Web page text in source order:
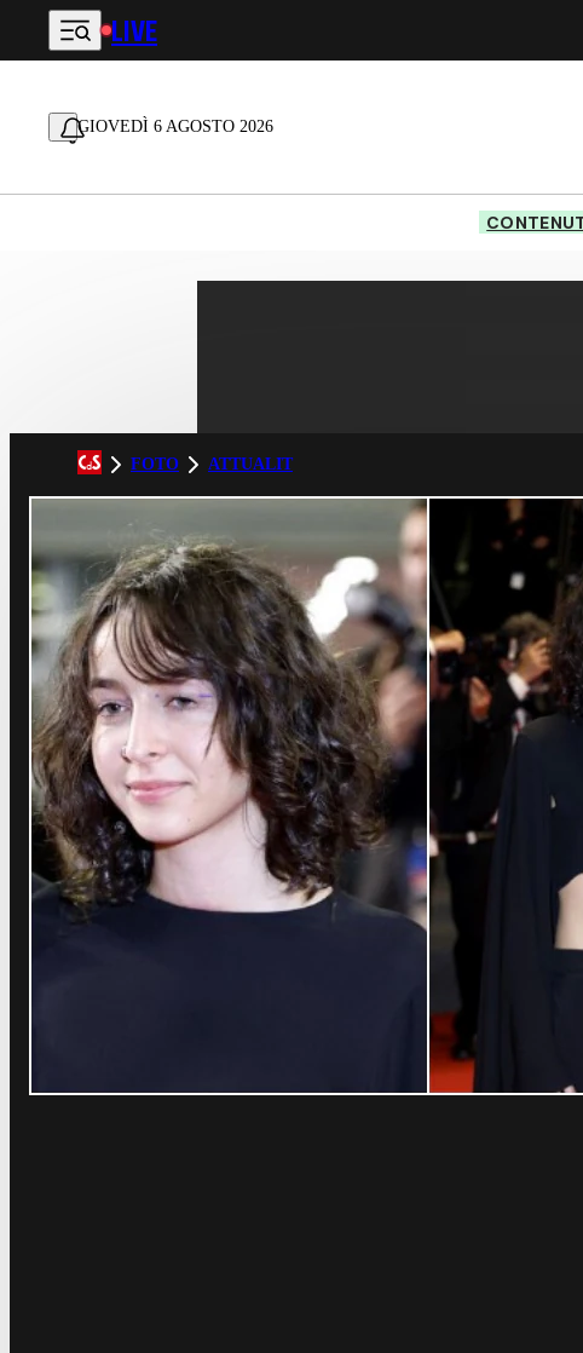
Vai al contenuto principale
LIVE
GIOVEDÌ 6 AGOSTO 2026
FOTO ATTUALIT